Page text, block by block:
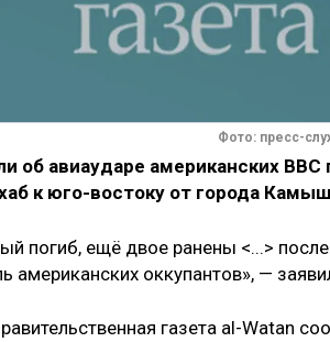
Фото: пресс-
об авиаударе американских ВВС
к юго-востоку от города
погиб, ещё двое ранены <...>
американских оккупантов», —
газета al-Watan